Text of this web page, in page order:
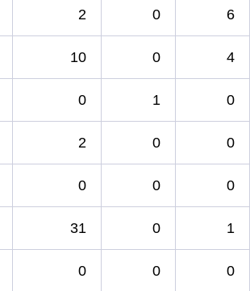
2 0 6
10 0 4
0 1 0
2 0 0
0 0 0
31 0 1
0 0 0